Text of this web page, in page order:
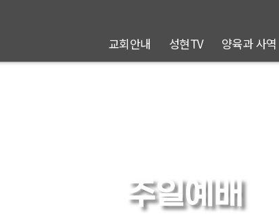
교회안내 성현TV 양육과 사역
주일예배